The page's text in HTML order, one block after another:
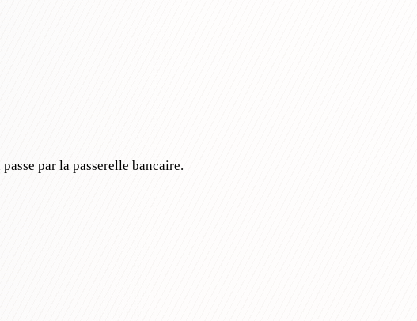
par la passerelle bancaire.